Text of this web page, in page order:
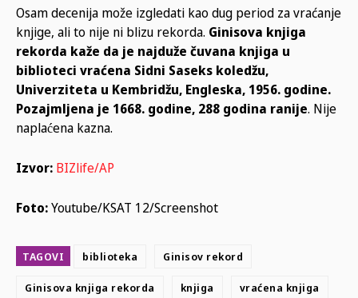
Osam decenija može izgledati kao dug period za vraćanje
knjige, ali to nije ni blizu rekorda. Ginisova knjiga
rekorda kaže da je najduže čuvana knjiga u
biblioteci vraćena Sidni Saseks koledžu,
Univerziteta u Kembridžu, Engleska, 1956. godine.
Pozajmljena je 1668. godine, 288 godina ranije. Nije
naplaćena kazna.
Izvor: BIZlife/AP
Foto:Youtube/KSAT 12/Screenshot
TAGOVI biblioteka Ginisov rekord
Ginisova knjiga rekorda knjiga vraćena knjiga